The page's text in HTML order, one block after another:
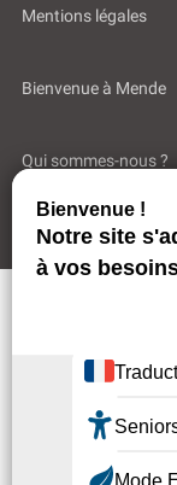
Mentions légales
Bienvenue à Mende
Qui sommes-nous ?
Aides &